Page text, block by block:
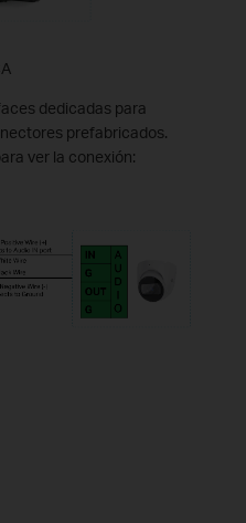
dedicadas para
prefabricados.
ver la conexión: